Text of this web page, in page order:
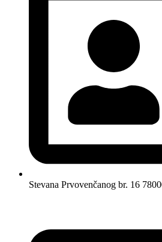
Stevana Prvovenčanog br. 16